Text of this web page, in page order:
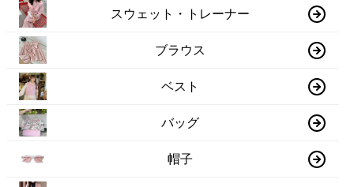
スウェット・トレーナー
ブラウス
ベスト
バッグ
帽子